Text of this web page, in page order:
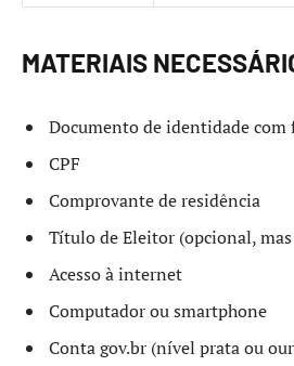
MATERIAIS
Documento de identidade com
CPF
Comprovante de residência
Título de Eleitor (opcional,
Acesso à internet
Computador ou smartphone
Conta gov.br (nível prata ou